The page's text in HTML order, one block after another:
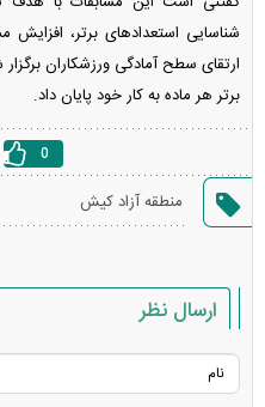
شناسایی استعداد‌های برتر،
ارتقای سطح آمادگی ورزشکاران
برتر هر ماده به کار خود پایان داد.
0
منطقه آزاد کیش
ارسال نظر